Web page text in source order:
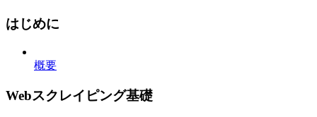
はじめに
概要
Webスクレイピング基礎